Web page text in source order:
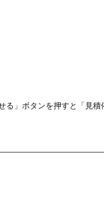
」ボタンを押すと「見積